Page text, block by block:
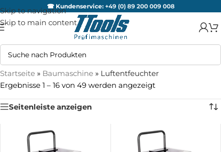
Skip to navigation
Skip to main content
☎ Kundenservice: +49 (0) 89 200 009 008
Startseite » Baumaschine » Luftentfeuchter
Ergebnisse 1 – 16 von 49 werden angezeigt
Seitenleiste anzeigen